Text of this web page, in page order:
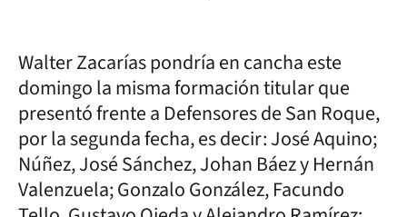
Walter Zacarías pondría en cancha este
domingo la misma formación titular que
presentó frente a Defensores de San Roque,
por la segunda fecha, es decir: José Aquino;
Núñez, José Sánchez, Johan Báez y Hernán
Valenzuela; Gonzalo González, Facundo